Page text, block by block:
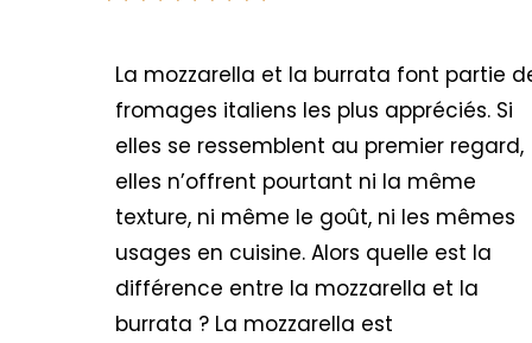
La mozzarella et la burrata font partie
fromages italiens les plus appréciés. Si
elles se ressemblent au premier regard,
elles n’offrent pourtant ni la même
texture, ni même le goût, ni les mêmes
usages en cuisine. Alors quelle est la
différence entre la mozzarella et la
burrata ? La mozzarella est